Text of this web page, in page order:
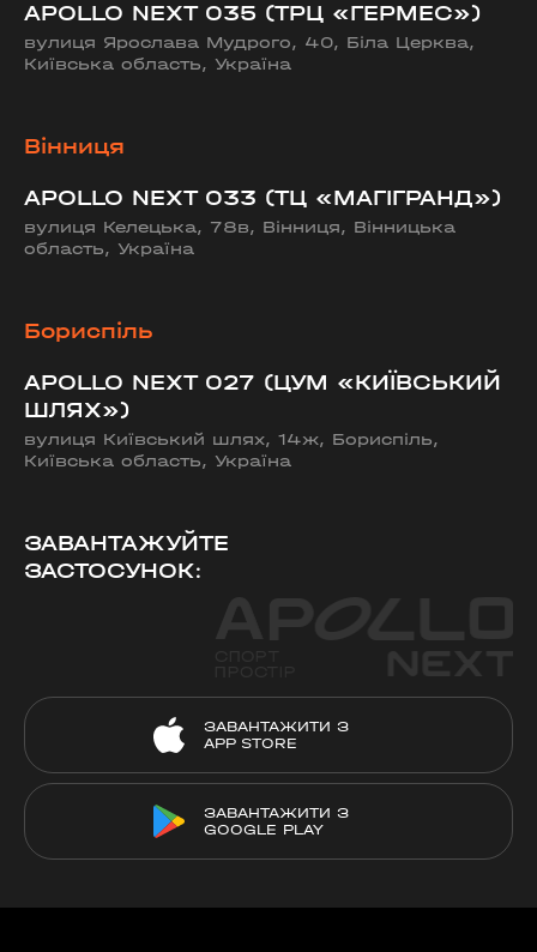
APOLLO NEXT 035 (ТРЦ «ГЕРМЕС»)
вулиця Ярослава Мудрого, 40, Біла Церква,
Київська область, Україна
Вінниця
APOLLO NEXT 033 (ТЦ «МАГІГРАНД»)
вулиця Келецька, 78в, Вінниця, Вінницька
область, Україна
Бориспіль
APOLLO NEXT 027 (ЦУМ «КИЇВСЬКИЙ
ШЛЯХ»)
вулиця Київський шлях, 14ж, Бориспіль,
Київська область, Україна
ЗАВАНТАЖУЙТЕ
ЗАСТОСУНОК:
ЗАВАНТАЖИТИ З
APP STORE
ЗАВАНТАЖИТИ З
GOOGLE PLAY